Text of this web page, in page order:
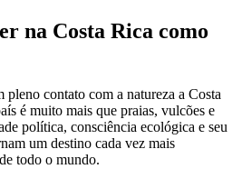
na Costa Rica como
pleno contato com a natureza a Costa
é muito mais que praias, vulcões e
política, consciência ecológica e seu
um destino cada vez mais
todo o mundo.